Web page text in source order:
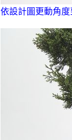
依設計圖更動角度